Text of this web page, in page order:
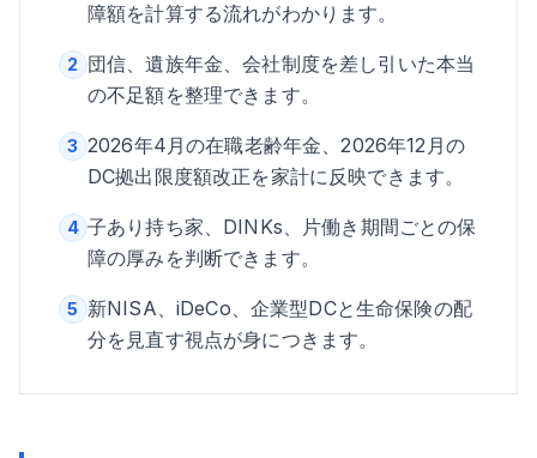
障額を計算する流れがわかります。
2 団信、遺族年金、会社制度を差し引いた本当
の不足額を整理できます。
3 2026年4月の在職老齢年金、2026年12月の
DC拠出限度額改正を家計に反映できます。
4 子あり持ち家、DINKs、片働き期間ごとの保
障の厚みを判断できます。
5 新NISA、iDeCo、企業型DCと生命保険の配
分を見直す視点が身につきます。